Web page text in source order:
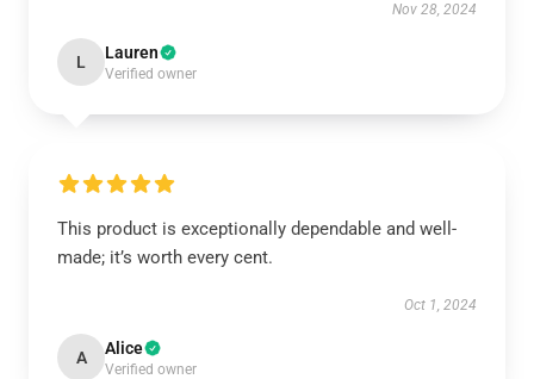
Nov 28, 2024
L Lauren
Verified owner
This product is exceptionally dependable and well-
made; it’s worth every cent.
Oct 1, 2024
A Alice
Verified owner